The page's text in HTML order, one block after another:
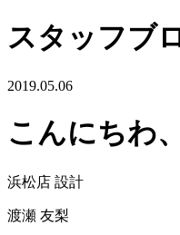
スタッフブ
2019.05.06
こんにちわ
浜松店 設計
渡瀬 友梨